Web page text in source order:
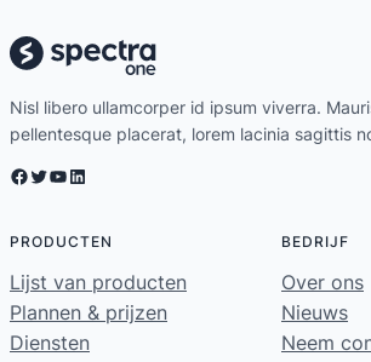
Nisl libero ullamcorper id ipsum viverra.
pellentesque placerat, lorem lacinia sagittis
Facebook Twitter YouTube LinkedIn
PRODUCTEN
Lijst van producten
Plannen & prijzen
Diensten
BEDRIJF
Over ons
Nieuws
Neem